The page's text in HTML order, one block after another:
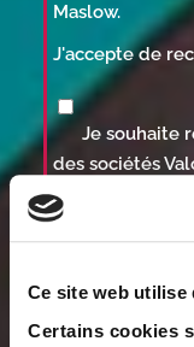
Ce site web utilise
Certains cookies
Maslow.
J'accepte de
Je souhaite
des sociétés
Gestion privée,
Maslow.